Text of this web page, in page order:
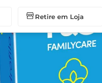
Retire em Lojabiscoito
azeite
iogurte